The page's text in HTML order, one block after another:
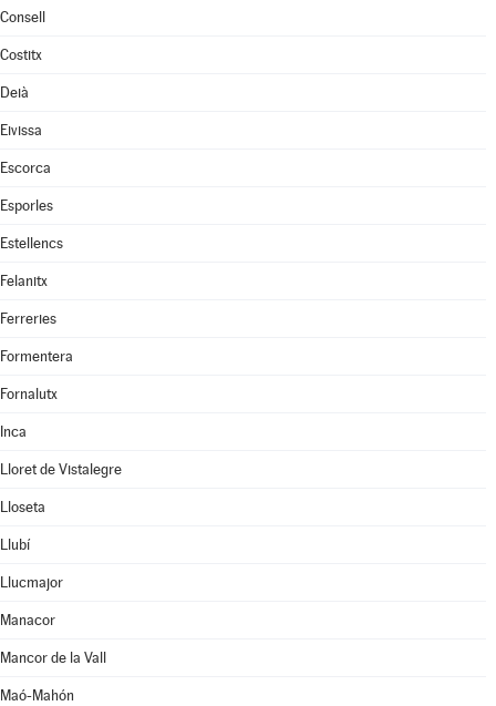
Consell
Costitx
Deià
Eivissa
Escorca
Esporles
Estellencs
Felanitx
Ferreries
Formentera
Fornalutx
Inca
Lloret de Vistalegre
Lloseta
Llubí
Llucmajor
Manacor
Mancor de la Vall
Maó-Mahón